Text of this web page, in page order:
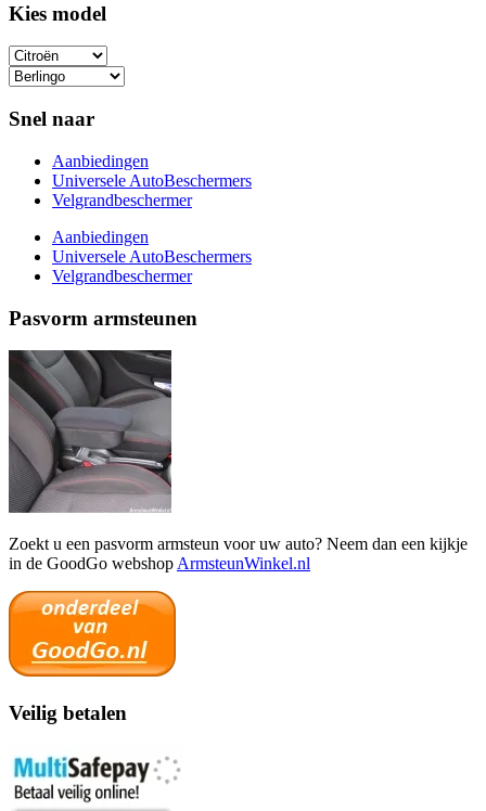
Kies model​
Snel naar
Aanbiedingen
Universele AutoBeschermers
Velgrandbeschermer
Aanbiedingen
Universele AutoBeschermers
Velgrandbeschermer
Pasvorm armsteunen
Zoekt u een pasvorm armsteun voor uw auto? Neem dan een kijkje
in de GoodGo webshop ArmsteunWinkel.nl
Veilig betalen